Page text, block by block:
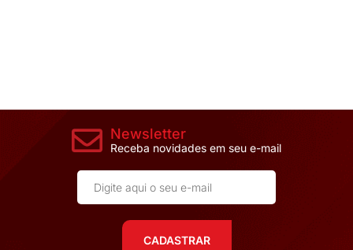
Newsletter
Receba novidades em seu e-mail
CADASTRAR